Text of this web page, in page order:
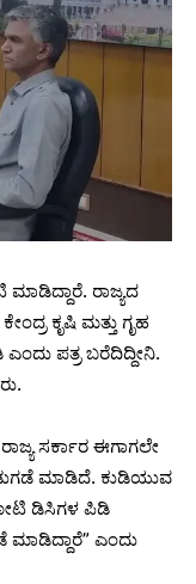
ಮಾಡಿದ್ದಾರೆ. ರಾಜ್ಯದ
ಕೃಷಿ ಮತ್ತು ಗೃಹ
ಪತ್ರ ಬರೆದಿದ್ದೀನಿ.
ಸರ್ಕಾರ ಈಗಾಗಲೇ
ಮಾಡಿದೆ. ಕುಡಿಯುವ
ಡಿಸಿಗಳ ಪಿಡಿ
ಎಂದು